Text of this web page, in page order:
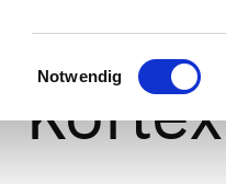
Einwilligungsauswahl
Notwendig